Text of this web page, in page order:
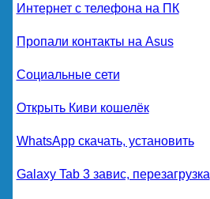
Интернет с телефона на ПК
Пропали контакты на Asus
Социальные сети
Открыть Киви кошелёк
WhatsApp скачать, установить
Galaxy Tab 3 завис, перезагрузка